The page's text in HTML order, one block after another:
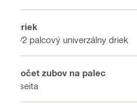
Driek
1/2 palcový univerzálny driek
Počet zubov na palec
useita